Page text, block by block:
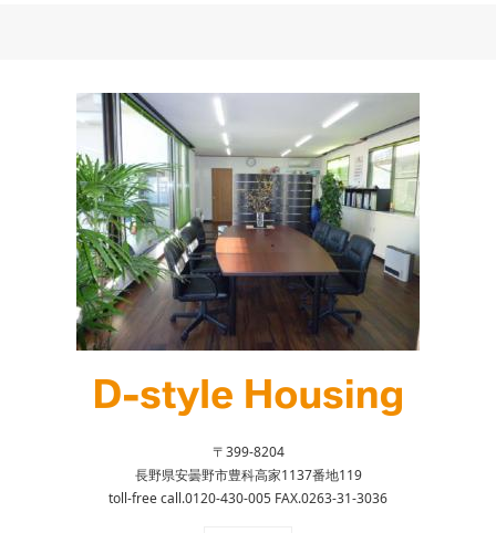
〒399-8204
長野県安曇野市豊科高家1137番地119
toll-free call.0120-430-005 FAX.0263-31-3036